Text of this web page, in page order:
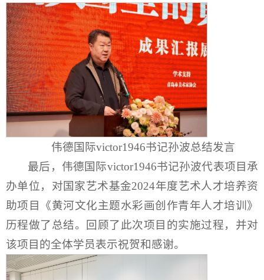
伟德国际victor1946书记孙波总结发言
最后， 伟德国际victor1946书记孙波代表项目承
办单位，对国家艺术基金2024年度艺术人才培养资
助项目《黄河文化主题水彩画创作青年人才培训》
历程做了总结。回顾了此次项目的实施过程，并对
该项目的全体学员表示祝贺和感谢。